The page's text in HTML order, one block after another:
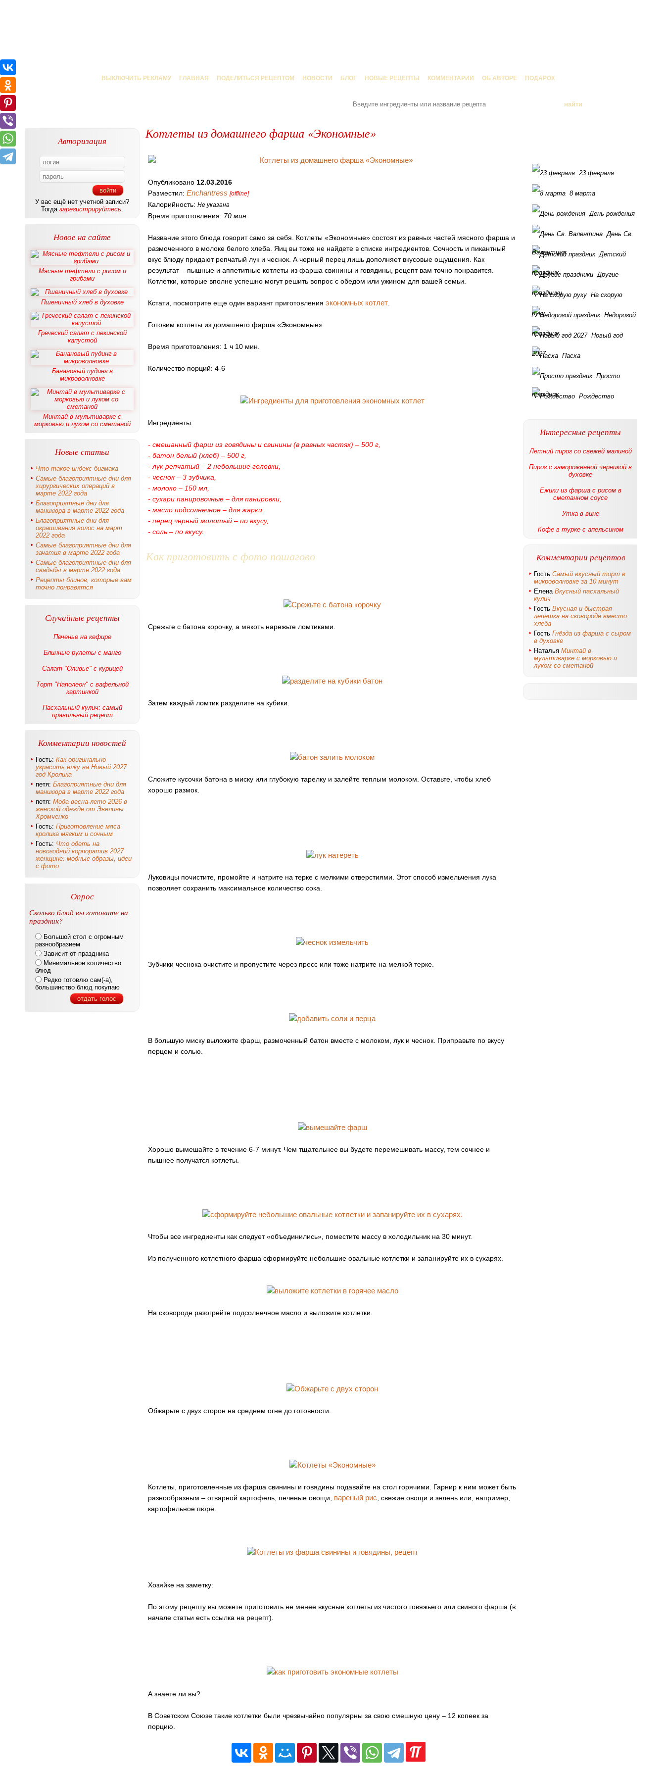
ВЫКЛЮЧИТЬ РЕКЛАМУ ГЛАВНАЯ ПОДЕЛИТЬСЯ РЕЦЕПТОМ НОВОСТИ БЛОГ НОВЫЕ РЕЦЕПТЫ КОММЕНТАРИИ ОБ АВТОРЕ ПОДАРОК
Авторизация
У вас ещё нет учетной записи?
Тогда зарегистрируйтесь.
Новое на сайте
Мясные тефтели с рисом и
грибами
Пшеничный хлеб в духовке
Греческий салат с пекинской
капустой
Банановый пудинг в
микроволновке
Минтай в мультиварке с
морковью и луком со сметаной
Новые статьи
Что такое индекс бигмака
Самые благоприятные дни для
хирургических операций в
марте 2022 года
Благоприятные дни для
маникюра в марте 2022 года
Благоприятные дни для
окрашивания волос на март
2022 года
Самые благоприятные дни для
зачатия в марте 2022 года
Самые благоприятные дни для
свадьбы в марте 2022 года
Рецепты блинов, которые вам
точно понравятся
Случайные рецепты
Печенье на кефире
Блинные рулеты с манго
Салат "Оливье" с курицей
Торт "Наполеон" с вафельной
картинкой
Пасхальный кулич: самый
правильный рецепт
Комментарии новостей
Гость: Как оригинально
украсить елку на Новый 2027
год Кролика
петя: Благоприятные дни для
маникюра в марте 2022 года
петя: Мода весна-лето 2026 в
женской одежде от Эвелины
Хромченко
Гость: Приготовление мяса
кролика мягким и сочным
Гость: Что одеть на
новогодний корпоратив 2027
женщине: модные образы, идеи
с фото
Опрос
Сколько блюд вы готовите на
праздник?
разнообразием
Зависит от праздника
блюд
большинство блюд покупаю
отдать голос
Котлеты из домашнего фарша «Экономные»
Опубликовано 12.03.2016
Разместил: Enchantress [offline]
Калорийность: Не указана
Время приготовления: 70 мин
Название этого блюда говорит само за себя. Котлеты «Экономные» состоят из равных частей мясного фарша и
размоченного в молоке белого хлеба. Яиц вы тоже не найдете в списке ингредиентов. Сочность и пикантный
вкус блюду придают репчатый лук и чеснок. А черный перец лишь дополняет вкусовые ощущения. Как
результат – пышные и аппетитные котлеты из фарша свинины и говядины, рецепт вам точно понравится.
Котлетки, которые вполне успешно могут решить вопрос с обедом или ужином для вашей семьи.
Кстати, посмотрите еще один вариант приготовления экономных котлет
Готовим котлеты из домашнего фарша «Экономные»
Время приготовления: 1 ч 10 мин.
Количество порций: 4-6
Ингредиенты:
- смешанный фарш из говядины и свинины (в равных частях) – 500 г,
- батон белый (хлеб) – 500 г,
- лук репчатый – 2 небольшие головки,
- чеснок – 3 зубчика,
- молоко – 150 мл,
- сухари панировочные – для панировки,
- масло подсолнечное – для жарки,
- перец черный молотый – по вкусу,
- соль – по вкусу.
Как приготовить с фото пошагово
Срежьте с батона корочку, а мякоть нарежьте ломтиками.
Затем каждый ломтик разделите на кубики.
Сложите кусочки батона в миску или глубокую тарелку и залейте теплым молоком. Оставьте, чтобы хлеб
хорошо размок.
Луковицы почистите, промойте и натрите на терке с мелкими отверстиями. Этот способ измельчения лука
позволяет сохранить максимальное количество сока.
Зубчики чеснока очистите и пропустите через пресс или тоже натрите на мелкой терке.
В большую миску выложите фарш, размоченный батон вместе с молоком, лук и чеснок. Приправьте по вкусу
перцем и солью.
Хорошо вымешайте в течение 6-7 минут. Чем тщательнее вы будете перемешивать массу, тем сочнее и
пышнее получатся котлеты.
Чтобы все ингредиенты как следует «объединились», поместите массу в холодильник на 30 минут.
Из полученного котлетного фарша сформируйте небольшие овальные котлетки и запанируйте их в сухарях.
На сковороде разогрейте подсолнечное масло и выложите котлетки.
Обжарьте с двух сторон на среднем огне до готовности.
Котлеты, приготовленные из фарша свинины и говядины подавайте на стол горячими. Гарнир к ним может быть
разнообразным – отварной картофель, печеные овощи, вареный рис , свежие овощи и зелень или, например,
картофельное пюре.
Хозяйке на заметку:
По этому рецепту вы можете приготовить не менее вкусные котлеты из чистого говяжьего или свиного фарша (в
начале статьи есть ссылка на рецепт).
А знаете ли вы?
В Советском Союзе такие котлетки были чрезвычайно популярны за свою смешную цену – 12 копеек за
порцию.
23 февраля
8 марта
День рождения
День Св.
Валентина Детский
праздник Другие
праздники На скорую
руку Недорогой
праздник Новый год
2027 Пасха
Просто
праздник Рождество
Интересные рецепты
Летний пирог со свежей малиной
Пирог с замороженной черникой в
духовке
Ежики из фарша с рисом в
сметанном соусе
Утка в вине
Кофе в турке с апельсином
Комментарии рецептов
Гость Самый вкусный торт в
микроволновке за 10 минут
Елена Вкусный пасхальный
кулич
Гость Вкусная и быстрая
лепешка на сковороде вместо
хлеба
Гость Гнёзда из фарша с сыром
в духовке
Наталья Минтай в
мультиварке с морковью и
луком со сметаной